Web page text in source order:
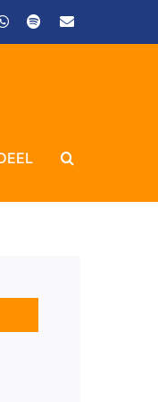
WhatsApp
SpotifyE-